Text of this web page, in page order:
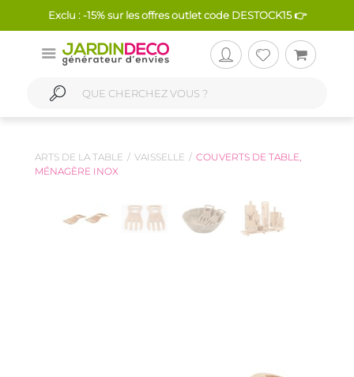
Exclu : -15% sur les offres outlet code DESTOCK15 👉
ARTS DE LA TABLE VAISSELLE
COUVERTS DE TABLE,
MÉNAGÈRE INOX